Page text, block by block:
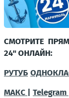
СМОТРИТЕ
24" ОНЛАЙН:
РУТУБ
МАКС |
Telegram |